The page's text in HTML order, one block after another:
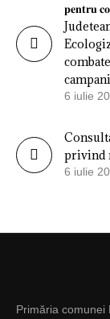
𝐩𝐞𝐧𝐭𝐫𝐮
6 iulie
privind
6 iulie
Primăria comunei